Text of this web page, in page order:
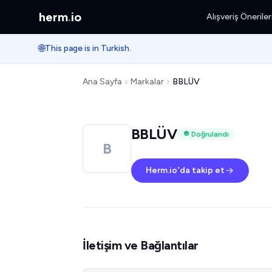
herm.io Alışveriş Önerileri
🌐This page is in Turkish.
Ana Sayfa Markalar BBLÜV
B
BBLÜV Doğrulandı
Herm.io'da takip et
İletişim ve Bağlantılar